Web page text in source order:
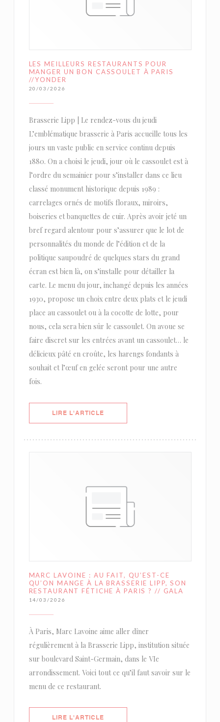
LES MEILLEURS RESTAURANTS POUR
MANGER UN BON CASSOULET À PARIS
//YONDER
20/03/2026
Brasserie Lipp | Le rendez-vous du jeudi
L’emblématique brasserie à Paris accueille tous les
jours un vaste public en service continu depuis
1880. On a choisi le jeudi, jour où le cassoulet est à
l’ordre du semainier pour s’installer dans ce lieu
classé monument historique depuis 1989 :
carrelages ornés de motifs floraux, miroirs,
boiseries et banquettes de cuir. Après avoir jeté un
bref regard alentour pour s’assurer que le lot de
personnalités du monde de l’édition et de la
politique saupoudré de quelques stars du grand
écran est bien là, on s’installe pour détailler la
carte. Le menu du jour, inchangé depuis les années
1930, propose un choix entre deux plats et le jeudi
place au cassoulet ou à la cocotte de lotte, pour
nous, cela sera bien sûr le cassoulet. On avoue se
faire discret sur les entrées avant un cassoulet… le
délicieux pâté en croûte, les harengs fondants à
souhait et l’œuf en gelée seront pour une autre
fois.
LIRE L'ARTICLE((OUVRE UNE NOUVELLE
MARC LAVOINE : AU FAIT, QU’EST-CE
QU’ON MANGE À LA BRASSERIE LIPP, SON
RESTAURANT FÉTICHE À PARIS ? // GALA
14/03/2026
À Paris, Marc Lavoine aime aller dîner
régulièrement à la Brasserie Lipp, institution située
sur boulevard Saint-Germain, dans le VIe
arrondissement. Voici tout ce qu’il faut savoir sur le
menu de ce restaurant.
LIRE L'ARTICLE((OUVRE UNE NOUVELLE